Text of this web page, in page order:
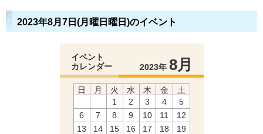
2023年8月7日(月曜日曜日)のイベント
イベント
カレンダー
2023年 8月
日 月 火 水 木 金
土
1
2 3 4
5
6
7 8 9 10 11
12
13
14 15 16 17 18
19